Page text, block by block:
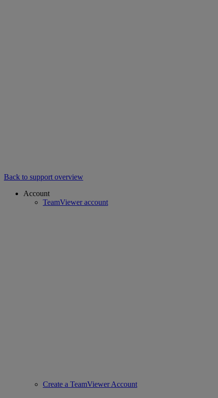
Back to support overview
Account
TeamViewer account
Create a TeamViewer Account